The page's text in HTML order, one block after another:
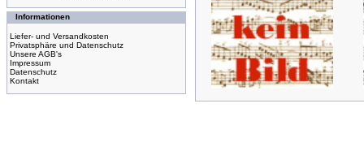
Informationen
Liefer- und Versandkosten
Privatsphäre und Datenschutz
Unsere AGB's
Impressum
Datenschutz
Kontakt